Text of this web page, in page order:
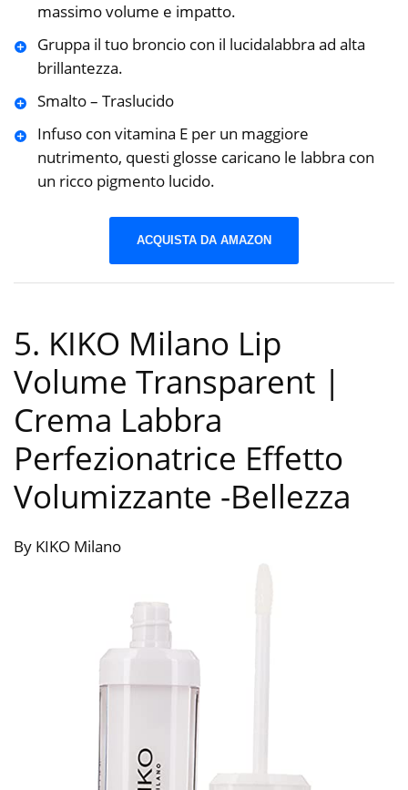
massimo volume e impatto.
Gruppa il tuo broncio con il lucidalabbra ad alta
brillantezza.
Smalto – Traslucido
Infuso con vitamina E per un maggiore
nutrimento, questi glosse caricano le labbra con
un ricco pigmento lucido.
ACQUISTA DA AMAZON
5. KIKO Milano Lip
Volume Transparent |
Crema Labbra
Perfezionatrice Effetto
Volumizzante -Bellezza
By KIKO Milano